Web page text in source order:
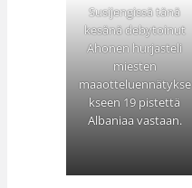
Susijengissä tänä
kesänä debytoinut
Ahonen hurjasteli
miesten
maaotteluennätykse
kseen 19 pistettä
Albaniaa vastaan.